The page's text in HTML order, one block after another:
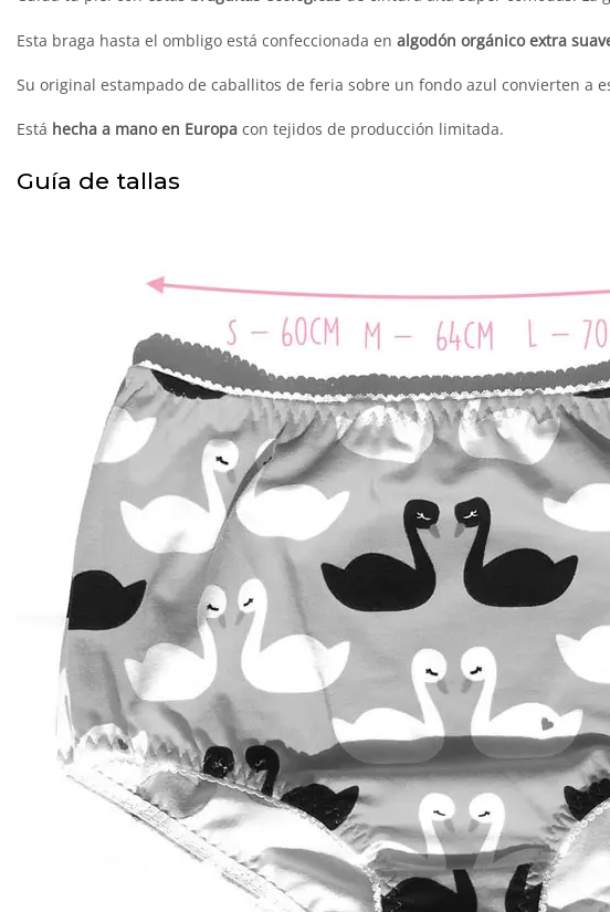
Esta braga hasta el ombligo está confeccionada en algodón orgánico extra
Su original estampado de caballitos de feria sobre un fondo azul convierten
Está hecha a mano en Europa con tejidos de producción limitada.
Guía de tallas